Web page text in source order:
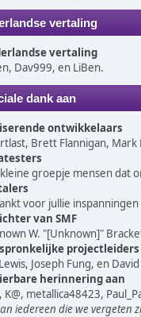
vertaling
vertaling
Dav999, en LiBen.
dank aan
ontwikkelaars
Brett Flannigan, Mark
groepje mensen dat
voor jullie
van SMF
W. "[Unknown]"
projectleiders
Joseph Fung, en
herinnering aan
K@, metallica48423,
iedereen die we vergeten